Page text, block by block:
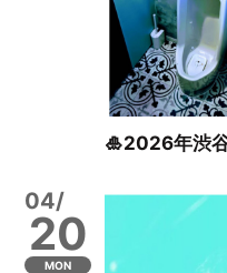
🎍2026年渋
04/
20
MON